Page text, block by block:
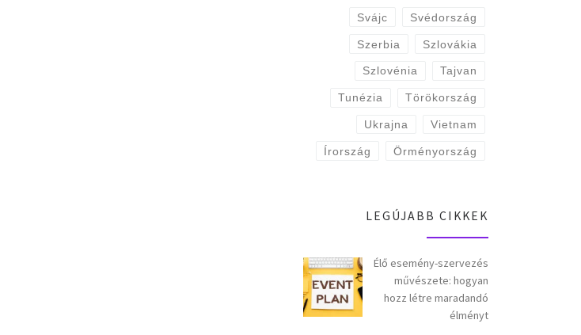
Svájc Svédország
Szerbia Szlovákia
Szlovénia Tajvan
Tunézia Törökország
Ukrajna Vietnam
Írország Örményország
LEGÚJABB CIKKEK
Élő esemény-szervezés
művészete: hogyan
hozz létre maradandó
élményt